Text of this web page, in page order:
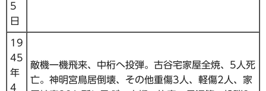
5
日
19
45
年
4
敵機一機飛来、中桁へ投弾。古谷宅家屋全焼、5人死
亡。神明宮鳥居倒壊、その他重傷3人、軽傷2人、家